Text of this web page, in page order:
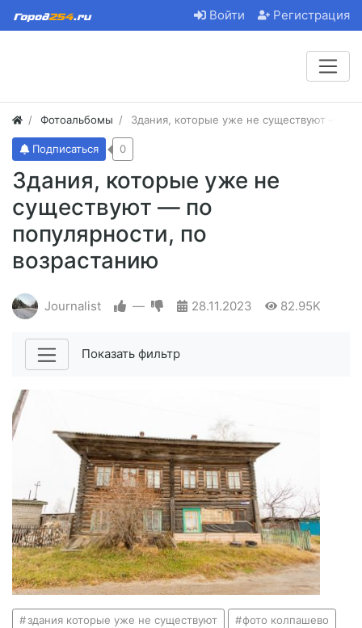
Войти Регистрация
Фотоальбомы Здания, которые уже не существуют — по
Здания, которые уже не
существуют — по
популярности, по
возрастанию
Подписаться 0
Journalist — 28.11.2023 82.95K
Показать фильтр
здания которые уже не существуют фото колпашево